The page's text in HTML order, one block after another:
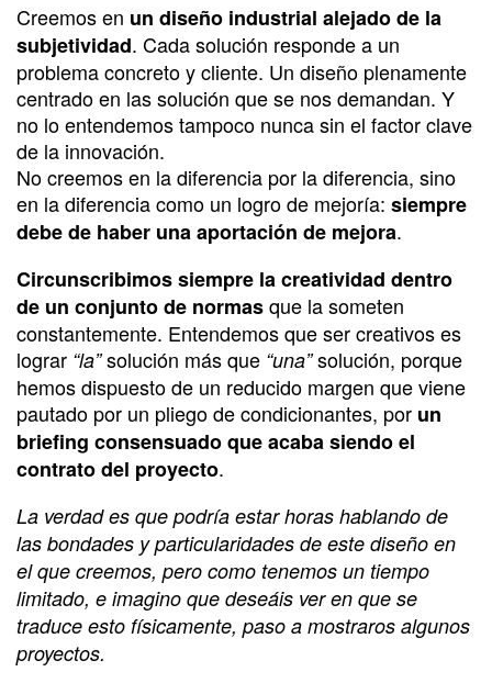
Creemos en un diseño industrial alejado de la
subjetividad. Cada solución responde a un
problema concreto y cliente. Un diseño plenamente
centrado en las solución que se nos demandan. Y
no lo entendemos tampoco nunca sin el factor clave
de la innovación.
No creemos en la diferencia por la diferencia, sino
en la diferencia como un logro de mejoría: siempre
debe de haber una aportación de mejora.
Circunscribimos siempre la creatividad dentro
de un conjunto de normasque la someten
constantemente. Entendemos que ser creativos es
lograr “la”solución más que “una”solución, porque
hemos dispuesto de un reducido margen que viene
pautado por un pliego de condicionantes, por un
briefing consensuado que acaba siendo el
contrato del proyecto.
La verdad es que podría estar horas hablando de
las bondades y particularidades de este diseño en
el que creemos, pero como tenemos un tiempo
limitado, e imagino que deseáis ver en que se
traduce esto físicamente, paso a mostraros algunos
proyectos.